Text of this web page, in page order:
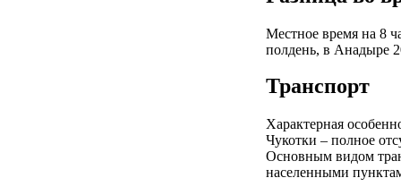
Местное время на 8
полдень, в Анадыре
Транспорт
Характерная
Чукотки – полное
Основным видом
населенными